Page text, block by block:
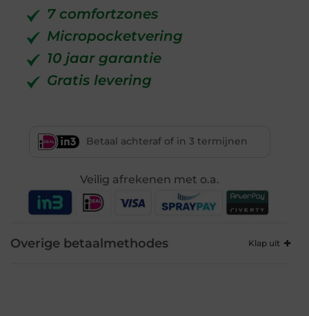
7 comfortzones
Micropocketvering
10 jaar garantie
Gratis levering
Betaal achteraf of in 3 termijnen
Veilig afrekenen met o.a.
Overige betaalmethodes